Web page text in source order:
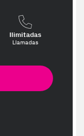
Ilimitadas
Llamadas